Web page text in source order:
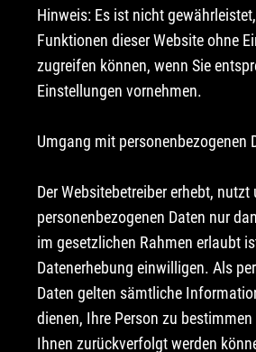
Hinweis: Es ist nicht
Funktionen dieser Website ohne
zugreifen können, wenn Sie
Einstellungen vornehmen.
Umgang mit personenbezogenen
Der Websitebetreiber erhebt,
personenbezogenen Daten nur
im gesetzlichen Rahmen erlaubt
Datenerhebung einwilligen. Als
Daten gelten sämtliche
dienen, Ihre Person zu
Ihnen zurückverfolgt werden